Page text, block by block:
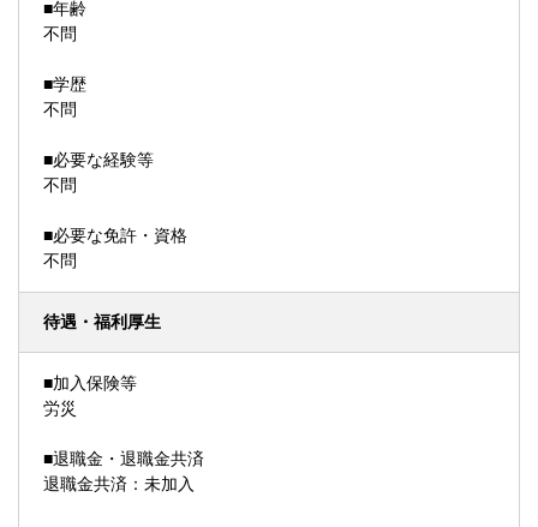
■年齢
不問
■学歴
不問
■必要な経験等
不問
■必要な免許・資格
不問
待遇・福利厚生
■加入保険等
労災
■退職金・退職金共済
退職金共済：未加入